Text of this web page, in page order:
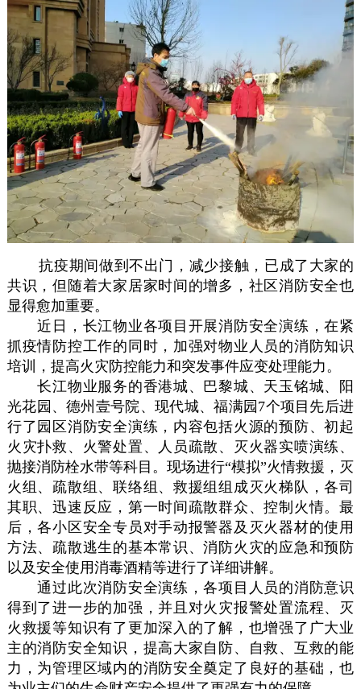
抗疫期间做到不出门，减少接触，已成了大家的
共识，但随着大家居家时间的增多，社区消防安全也
显得愈加重要。
近日，长江物业各项目开展消防安全演练，在紧
抓疫情防控工作的同时，加强对物业人员的消防知识
培训，提高火灾防控能力和突发事件应变处理能力。
长江物业服务的香港城、巴黎城、天玉铭城、阳
光花园、德州壹号院、现代城、福满园7个项目先后进
行了园区消防安全演练，内容包括火源的预防、初起
火灾扑救、火警处置、人员疏散、灭火器实喷演练、
抛接消防栓水带等科目。现场进行“模拟”火情救援，灭
火组、疏散组、联络组、救援组组成灭火梯队，各司
其职、迅速反应，第一时间疏散群众、控制火情。最
后，各小区安全专员对手动报警器及灭火器材的使用
方法、疏散逃生的基本常识、消防火灾的应急和预防
以及安全使用消毒酒精等进行了详细讲解。
通过此次消防安全演练，各项目人员的消防意识
得到了进一步的加强，并且对火灾报警处置流程、灭
火救援等知识有了更加深入的了解，也增强了广大业
主的消防安全知识，提高大家自防、自救、互救的能
力，为管理区域内的消防安全奠定了良好的基础，也